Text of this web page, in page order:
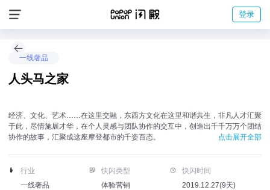
登录
一线奢品
人头马之家
经济、文化、艺术……在这里交融，东西方文化在这里和谐共生，非凡人才汇聚
于此，尽情施展才华，在个人灵感与团队协作的交互中，创造出千千万万个团结
协作的故事，汇聚成这座摩登都市的千姿百态。
点击展开全部
行业
一线奢品
快闪类型
体验营销
快闪时间
2019.12.27(9天)